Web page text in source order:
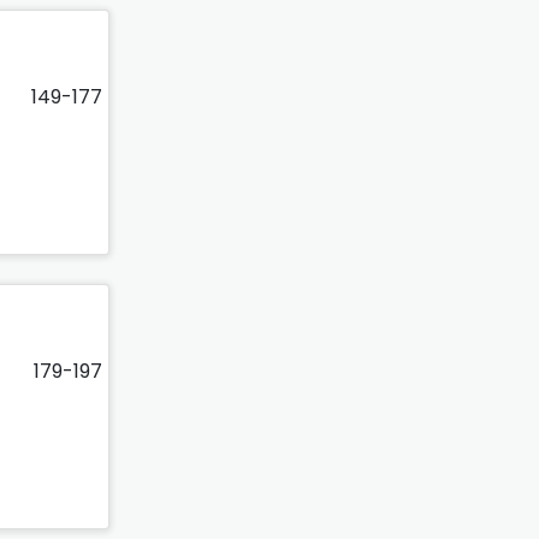
149-177
179-197